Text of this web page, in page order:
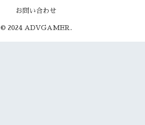
お問い合わせ
© 2024 ADVGAMER.